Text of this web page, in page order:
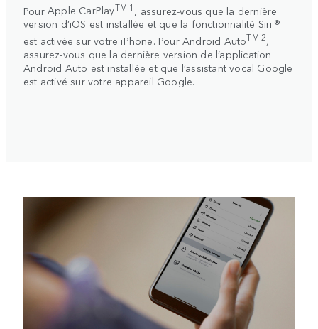
Pour Apple CarPlayTM 1 , assurez-vous que la dernière
version d’iOS est installée et que la fonctionnalité Siri ®
est activée sur votre iPhone. Pour Android AutoTM 2,
assurez-vous que la dernière version de l’application
Android Auto est installée et que l’assistant vocal Google
est activé sur votre appareil Google.